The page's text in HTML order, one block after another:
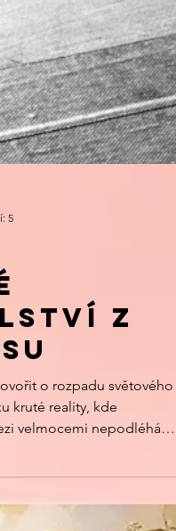
z
o rozpadu světového
kruté reality, kde
Na druhou stranu bych
ostatní země, zejména
jako Kanada,